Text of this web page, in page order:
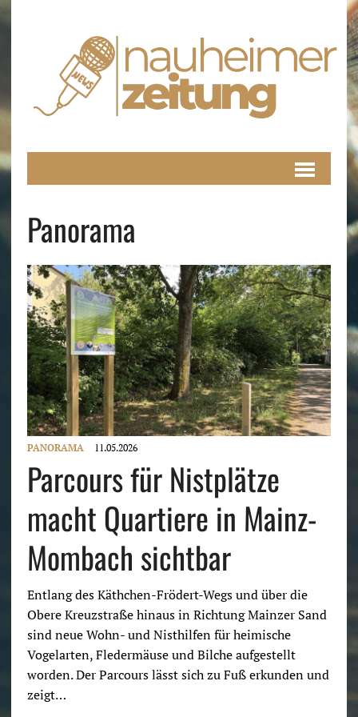
Panorama
PANORAMA 11.05.2026
Parcours für Nistplätze
macht Quartiere in Mainz-
Mombach sichtbar
Entlang des Käthchen-Frödert-Wegs und über die
Obere Kreuzstraße hinaus in Richtung Mainzer Sand
sind neue Wohn- und Nisthilfen für heimische
Vogelarten, Fledermäuse und Bilche aufgestellt
worden. Der Parcours lässt sich zu Fuß erkunden und
zeigt…